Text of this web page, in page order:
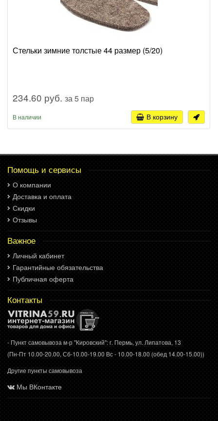
Стельки зимние толстые 44 размер (5/20)
234.60 руб. за 5 пар
В наличии В корзину
Помощь и сервисы
О компании
Доставка и оплата
Скидки
Отзывы
Важное
Личный кабинет
Гарантийные обязательства
Публичная оферта
Контакты
- Пункт самовывоза м-р "Кировский": г. Пермь, ул. Липатова, 13
(Пн-Пт 10.00-20.00, Сб-10.00-19.00 Вс - 10.00-18.00 (обед 14.00-15.00))
Другие пункты самовывоза
Мы ВКонтакте